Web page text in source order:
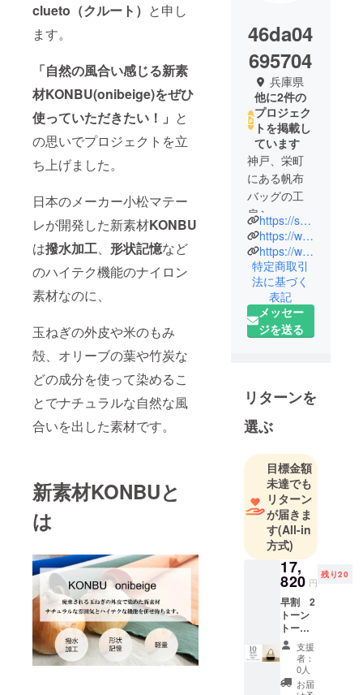
clueto（クルート） と申し
ます。
「自然の風合い感じる新素
材KONBU(onibeige)をぜひ
使っていただきたい！」 と
の思いでプロジェクトを立
ち上げました。
日本のメーカー小松マテー
レが開発した新素材KONBU
は撥水加工、 形状記憶など
のハイテク機能のナイロン
素材なのに、
玉ねぎの外皮や米のもみ
殻、オリーブの葉や竹炭な
どの成分を使って染めるこ
とでナチュラルな自然な風
合いを出した素材です。
新素材KONBUと
は
46da04
695704
兵庫県
他に2件の
プロジェク
トを掲載し
ています
神戸、栄町
にある帆布
バッグの工
房ショップ
clueto（ク
ルート）と
申します。
2001年より
神戸で開業
しました。
私たちの手
で渡す」を
コンセプト
作り続けて
います。
数々のドラ
マや映画に
衣装協力な
どもさせて
いただいて
おります。
https://shop.clueto.jp/
https://www.instagram.com/clueto_kobe_japan/
https://www.youtube.com/channel/UChHsM14W_f1tltunDWEXpAA
特定商取引
法に基づく
表記
メッセー
ジを送る
リターンを
選ぶ
目標金額
未達でも
リターン
が届きま
す(All-in
方式)
17,
820 円
残り20
早割 2
トーン
トート
バッグS
サイズ
先着20
名様限
支援
者：
0人
お届